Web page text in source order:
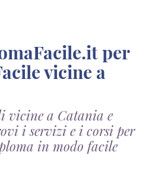
vicine a
vicine a Catania e
i servizi e i corsi per
in modo facile